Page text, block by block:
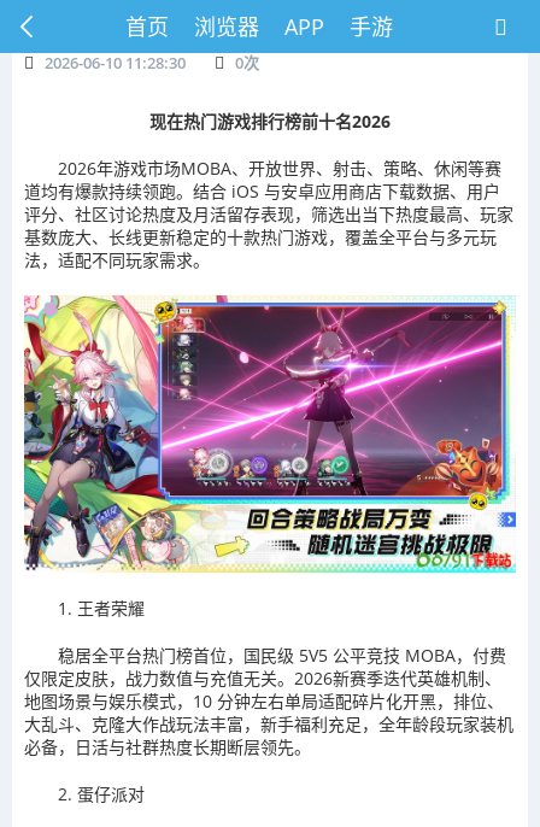
首页 浏览器 APP 手游
2026-06-10 11:28:30 0次
现在热门游戏排行榜前十名2026
2026年游戏市场MOBA、开放世界、射击、策略、休闲等赛
道均有爆款持续领跑。结合 iOS 与安卓应用商店下载数据、用户
评分、社区讨论热度及月活留存表现，筛选出当下热度最高、玩家
基数庞大、长线更新稳定的十款热门游戏，覆盖全平台与多元玩
法，适配不同玩家需求。
1. 王者荣耀
稳居全平台热门榜首位，国民级 5V5 公平竞技 MOBA，付费
仅限定皮肤，战力数值与充值无关。2026新赛季迭代英雄机制、
地图场景与娱乐模式，10 分钟左右单局适配碎片化开黑，排位、
大乱斗、克隆大作战玩法丰富，新手福利充足，全年龄段玩家装机
必备，日活与社群热度长期断层领先。
2. 蛋仔派对